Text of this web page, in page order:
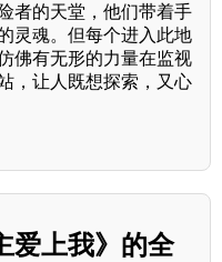
者的天堂，他们带着手
灵魂。但每个进入此地
佛有无形的力量在监视
，让人既想探索，又心
爱上我》的全